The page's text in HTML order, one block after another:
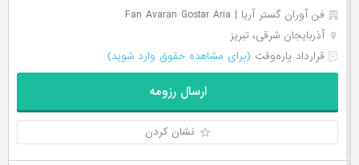
فن آوران گستر آریا | Fan Avaran Gostar Aria
آذربایجان شرقی، تبریز
قرارداد پاره‌وقت (برای مشاهده حقوق وارد شوید)
ارسال رزومه
نشان کردن